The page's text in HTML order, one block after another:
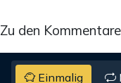
Zu den
Einmalig